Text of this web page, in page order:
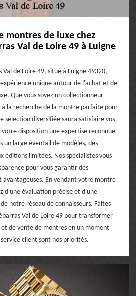
montres de luxe chez
Val de Loire 49 à Luigne
Val de Loire 49, situé à Luigne 49320,
expérience unique autour de l'achat et de
Que vous soyez un collectionneur
à la recherche de la montre parfaite pour
sélection diversifiée saura satisfaire vos
disposition une expertise reconnue
un large éventail de modèles, des
éditions limitées. Nos spécialistes vous
pour vous garantir des
avantageuses. En vendant votre montre
d'une évaluation précise et d'une
notre réseau de connaisseurs. Faites
Val de Loire 49 pour transformer
de vente de montres en un moment
client sont nos priorités.